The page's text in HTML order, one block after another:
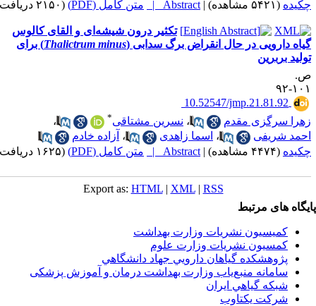
(۵۴۲۱ مشاهده) |
Abstract | متن کامل (PDF) (۲۱۵۰ دریافت)
تکثیر درون شیشه‌ای و القای کالوس
دارویی در حال انقراض برگ سدابی (Thalictrum minus) برای
بربرین
‎ 10.52547/jmp.21.81.92
سرگزی مقدم
،نسرین مشتاقی*
،
شریفی
،اسما زاهدی ،آزاده خادم
(۴۴۷۴ مشاهده) |
Abstract | متن کامل (PDF) (۱۶۲۵ دریافت)
Export as:HTML|XML|RSS
های مرتبط
کمیسیون نشریات وزارت بهداشت
کمسیون نشریات وزارت علوم
پژوهشكده گياهان دارويي جهاد دانشگاهي
سامانه منبع‌ياب وزارت بهداشت درمان و آموزش پزشکی
شبكه گياهي ايران
شرکت یکتاوب